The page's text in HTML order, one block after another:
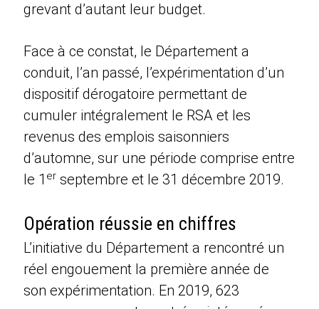
grevant d’autant leur budget.
Face à ce constat, le Département a
conduit, l’an passé, l’expérimentation d’un
dispositif dérogatoire permettant de
cumuler intégralement le RSA et les
revenus des emplois saisonniers
d’automne, sur une période comprise entre
le 1 er septembre et le 31 décembre 2019.
Opération réussie en chiffres
L’initiative du Département a rencontré un
réel engouement la première année de
son expérimentation. En 2019, 623